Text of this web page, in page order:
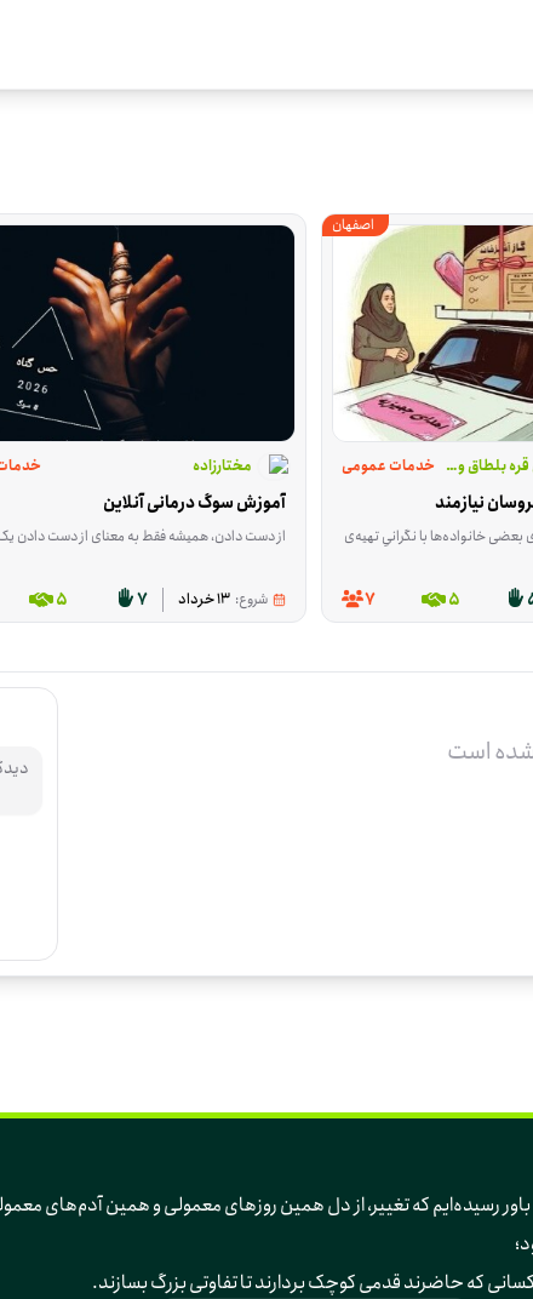
دانشجویان رشته‌های مرتبط و افرادی که در خدمات دندانپزشکی تجربه دارند، مناسب است. این فعالیت در تابستان ۱۴۰۵ در شهرستان فریمانِ استان خراسان رضوی اجرا می‌شود و شهر فریمان، فرهادگرد،
اصفهان
بلطاق ومسامخدمات عمومی
نیازمند
خانه همراه است. این فرصت برای کمک به خرید جهیزیه نوعروسانی شکل گرفته که در آستانه ازدواج هستند و در مناطق کم‌برخوردار شهرستان اصفهان زندگی می‌کنند. این فعالیت در دسته خدمات عمومی قرار می‌گیرد و تمرکزش روی
5
7
مختارزاده
آموزش سوگ درمانی آنلاین
از دست دادن، همیشه فقط به معنای از دست دادن یک نفر نیست؛ گاهی آدم‌ها با فقدان آرامش، امنیت یا بخشی از
شروع: 13 خرداد 7
5
است
به این باور رسیده‌ایم که تغییر، از دل همین
که حاضرند قدمی کوچک بردارند تا تفاوتی بزرگ بسازند.